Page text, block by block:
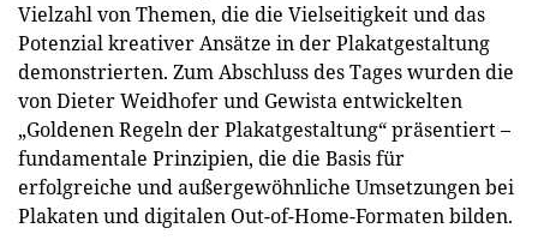
Vielzahl von Themen, die die Vielseitigkeit und das
Potenzial kreativer Ansätze in der Plakatgestaltung
demonstrierten. Zum Abschluss des Tages wurden die
von Dieter Weidhofer und Gewista entwickelten
„Goldenen Regeln der Plakatgestaltung“ präsentiert –
fundamentale Prinzipien, die die Basis für
erfolgreiche und außergewöhnliche Umsetzungen bei
Plakaten und digitalen Out-of-Home-Formaten bilden.